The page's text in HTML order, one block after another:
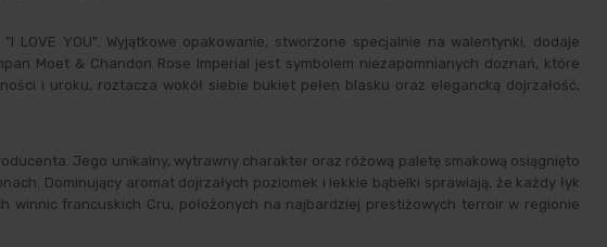
YOU". Wyjątkowe opakowanie, stworzone specjalnie na walentynki, dodaje
Moet & Chandon Rose Imperial jest symbolem niezapomnianych doznań, które
i uroku, roztacza wokół siebie bukiet pełen blasku oraz elegancką dojrzałość,
Jego unikalny, wytrawny charakter oraz różową paletę smakową osiągnięto
Dominujący aromat dojrzałych poziomek i lekkie bąbelki sprawiają, że każdy łyk
francuskich Cru, położonych na najbardziej prestiżowych terroir w regionie